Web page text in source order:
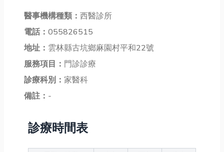
醫事機構種類： 西醫診所
電話： 055826515
地址： 雲林縣古坑鄉麻園村平和22號
服務項目： 門診診療
診療科別： 家醫科
備註： -
診療時間表